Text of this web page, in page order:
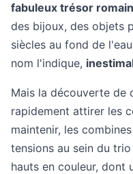
fabuleux trésor romain
des bijoux, des objets
siècles au fond de
nom l'indique,
Mais la découverte de
rapidement attirer les
maintenir, les
tensions au sein du
hauts en couleur, dont